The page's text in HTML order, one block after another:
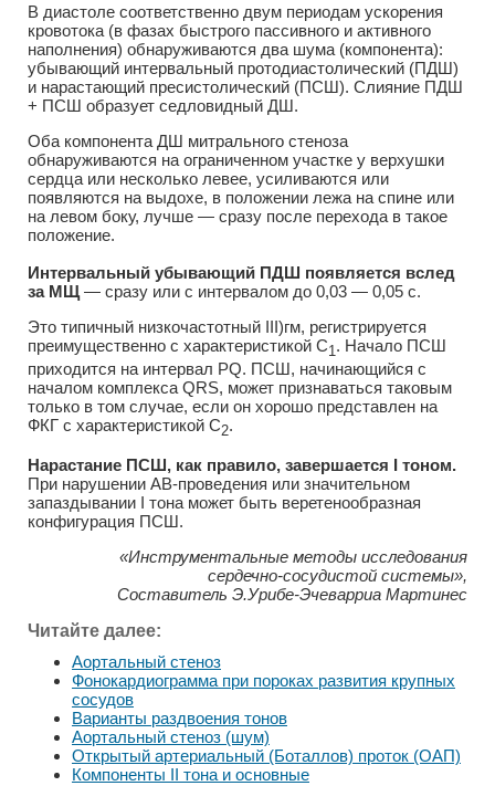
В диастоле соответственно двум периодам ускорения
кровотока (в фазах быстрого пассивного и активного
наполнения) обнаруживаются два шума (компонента):
убывающий интервальный протодиастолический (ПДШ)
и нарастающий пресистолический (ПСШ). Слияние ПДШ
+ ПСШ образует седловидный ДШ.
Оба компонента ДШ митрального стеноза
обнаруживаются на ограниченном участке у верхушки
сердца или несколько левее, усиливаются или
появляются на выдохе, в положении лежа на спине или
на левом боку, лучше — сразу после перехода в такое
положение.
Интервальный убывающий ПДШ появляется вслед
за МЩ— сразу или с интервалом до 0,03 — 0,05 с.
Это типичный низкочастотный III)гм, регистрируется
преимущественно с характеристикой С1. Начало ПСШ
приходится на интервал PQ. ПСШ, начинающийся с
началом комплекса QRS, может признаваться таковым
только в том случае, если он хорошо представлен на
ФКГ с характеристикой С2.
Нарастание ПСШ, как правило, завершается I тоном.
При нарушении АВ-проведения или значительном
запаздывании I тона может быть веретенообразная
конфигурация ПСШ.
«Инструментальные методы исследования
сердечно-сосудистой системы»,
Составитель Э.Урибе-Эчеварриа Мартинес
Читайте далее:
Аортальный стеноз
Фонокардиограмма при пороках развития крупных
сосудов
Варианты раздвоения тонов
Аортальный стеноз (шум)
Открытый артериальный (Боталлов) проток (ОАП)
Компоненты II тона и основные